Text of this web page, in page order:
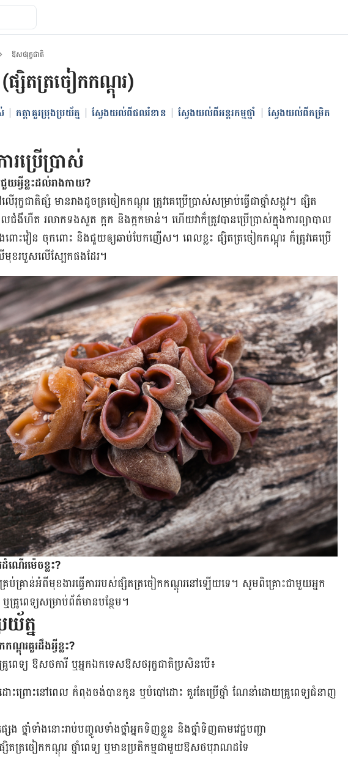
ឱសថរុក្ខជាតិ
សិត​ត្រចៀក​កណ្ដុរ)
កត្តាគួរប្រុងប្រយ័ត្ន ស្វែងយល់ពីផលរំខាន ស្វែងយល់ពីអន្តរកម្មថ្នាំ
ស្វែងយល់ពីកម្រិត
ប្រើប្រាស់
អ្វី​ខ្លះ​ដល់​រាង​កាយ?
ខជាតិ​ផ្សំ មាន​រាង​ដូច​ត្រចៀក​កណ្តុរ ត្រូវ​គេ​ប្រើប្រាស់​សម្រាប់​ធ្វើ​ជា​ថ្នាំ​សង្កូវ។ ផ្សិត​
ល​ជំងឺ​ហឺត​ រលាក​ទង​សួត​ ក្អក និង​ក្អក​មាន់។ ហើយ​វា​ក៏​ត្រូវ​បាន​ប្រើប្រាស់​ក្នុង​ការ​ព្យាបាល​
ពោះវៀន​ ចុក​ពោះ និង​ជួយ​ឲ្យ​ឆាប់​បែក​ញើស។ ពេល​ខ្លះ ផ្សិត​ត្រចៀក​កណ្ដុរ ក៏​ត្រូវគេ​ប្រើ​
មុខ​របួស​លើ​ស្បែក​ផង​ដែរ។
ើរ​ម៉េច​ខ្លះ?
រប់គ្រាន់​អំពី​មុខងារ​ធ្វើ​ការ​របស់​ផ្សិត​ត្រចៀក​កណ្ដុរនៅ​ឡើយ​ទេ។ សូម​ពិគ្រោះ​ជាមួយ​អ្នក​
រូពេទ្យ​សម្រាប់​ព័ត៌មាន​បន្ថែម។
យ័ត្ន
ដុរ​គួរ​ដឹង​អ្វី​ខ្លះ?
េទ្យ ឱសថ​ការី ឬ​អ្នក​ឯកទេស​ឱសថ​រុក្ខជាតិ​ប្រសិន​បើ៖
ះ​ព្រោះ​នៅ​ពេល កំពុង​ចង់​បាន​កូន ឬ​បំបៅ​ដោះ គួរ​តែ​ប្រើ​ថ្នាំ ណែនាំ​ដោយ​គ្រូពេទ្យ​ជំនាញ​
េង ថ្នាំ​ទាំង​នោះ​រាប់​បញ្ចូល​ទាំង​ថ្នាំ​អ្នក​ទិញ​ខ្លួន និង​ថ្នាំ​ទិញ​តាម​វេជ្ជបញ្ជា
ត​ត្រចៀក​កណ្តុរ ថ្នាំ​ពេទ្យ​ ឬ​មាន​ប្រតិកម្ម​ជា​មួយ​ឱសថបុរាណ​​ដទៃ